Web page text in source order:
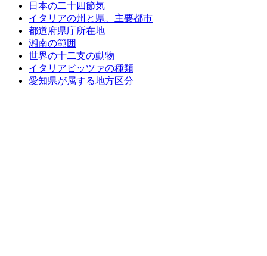
日本の二十四節気
イタリアの州と県、主要都市
都道府県庁所在地
湘南の範囲
世界の十二支の動物
イタリアピッツァの種類
愛知県が属する地方区分